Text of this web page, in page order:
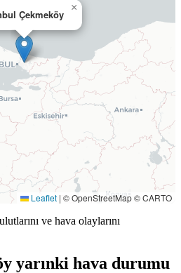
Çekmeköy
×
Leaflet | © OpenStreetMap © CARTO
ve hava olaylarını
yarınki hava durumu